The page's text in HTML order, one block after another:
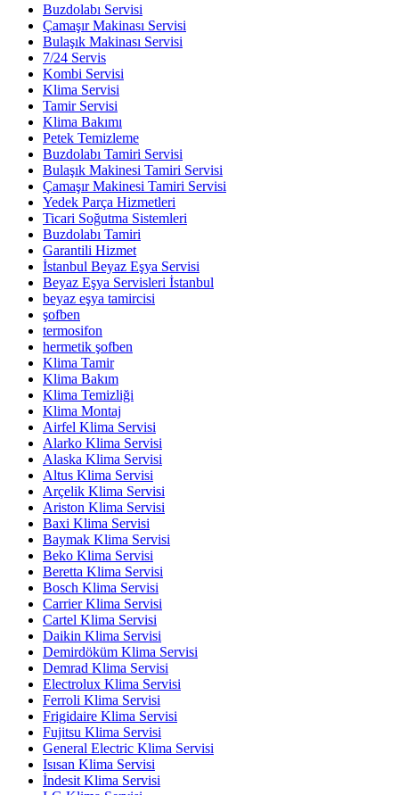
Buzdolabı Servisi
Çamaşır Makinası Servisi
Bulaşık Makinası Servisi
7/24 Servis
Kombi Servisi
Klima Servisi
Tamir Servisi
Klima Bakımı
Petek Temizleme
Buzdolabı Tamiri Servisi
Bulaşık Makinesi Tamiri Servisi
Çamaşır Makinesi Tamiri Servisi
Yedek Parça Hizmetleri
Ticari Soğutma Sistemleri
Buzdolabı Tamiri
Garantili Hizmet
İstanbul Beyaz Eşya Servisi
Beyaz Eşya Servisleri İstanbul
beyaz eşya tamircisi
şofben
termosifon
hermetik şofben
Klima Tamir
Klima Bakım
Klima Temizliği
Klima Montaj
Airfel Klima Servisi
Alarko Klima Servisi
Alaska Klima Servisi
Altus Klima Servisi
Arçelik Klima Servisi
Ariston Klima Servisi
Baxi Klima Servisi
Baymak Klima Servisi
Beko Klima Servisi
Beretta Klima Servisi
Bosch Klima Servisi
Carrier Klima Servisi
Cartel Klima Servisi
Daikin Klima Servisi
Demirdöküm Klima Servisi
Demrad Klima Servisi
Electrolux Klima Servisi
Ferroli Klima Servisi
Frigidaire Klima Servisi
Fujitsu Klima Servisi
General Electric Klima Servisi
Isısan Klima Servisi
İndesit Klima Servisi